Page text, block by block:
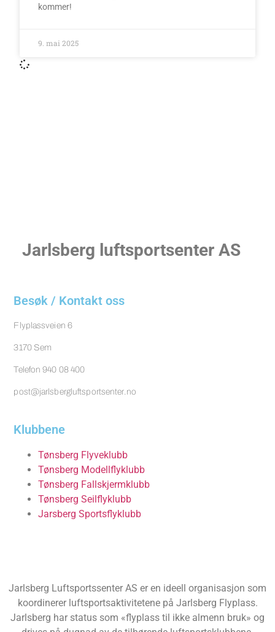
kommer!
9. mai 2025
Jarlsberg luftsportsenter AS​
Besøk / Kontakt oss
Flyplassveien 6
3170 Sem
Telefon 940 08 400
post@jarlsbergluftsportsenter.no
Klubbene
Tønsberg Flyveklubb
Tønsberg Modellflyklubb
Tønsberg Fallskjermklubb
Tønsberg Seilflyklubb
Jarsberg Sportsflyklubb
Jarlsberg Luftsportssenter AS er en ideell organisasjon som
koordinerer luftsportsaktivitetene på Jarlsberg Flyplass.
Jarlsberg har status som «flyplass til ikke almenn bruk» og